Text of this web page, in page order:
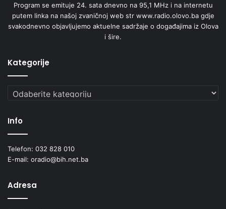
Program se emituje 24. sata dnevno na 95,1 MHz i na internetu
putem linka na našoj zvaničnoj web str www.radio.olovo.ba gdje
svakodnevno objavljujemo aktuelne sadržaje o događajima iz Olova
i šire.
Kategorije
Kategorije
Info
Telefon: 032 828 010
E-mail: oradio@bih.net.ba
Adresa